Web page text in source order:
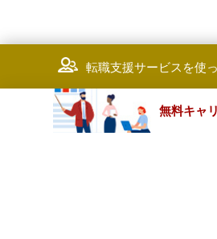
転職支援サービスを使
無料キャ